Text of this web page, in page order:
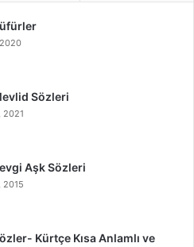
Sözleri
2021
Aşk Sözleri
2015
Kürtçe Kısa Anlamlı ve